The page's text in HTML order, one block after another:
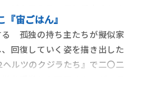
ながら何度も何度も、涙がこ
ても幸せな読後感」「すごく
なりそう」など、一足早く作
ださった書店員さんからは、
『宙ごはん』
る 孤独の持ち主たちが擬似家
回復していく姿を描き出した
ルツのクジラたち』で二〇二